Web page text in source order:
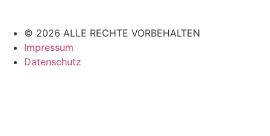
© 2026 ALLE RECHTE VORBEHALTEN
Impressum
Datenschutz